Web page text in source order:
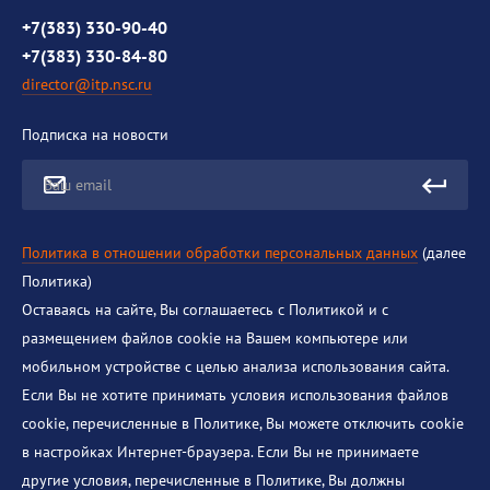
Противодействие коррупции
+7(383) 330-90-40
+7(383) 330-84-80
director@itp.nsc.ru
Подписка на новости
Ваш email
Политика в отношении обработки персональных данных (далее
Политика)
Оставаясь на сайте, Вы соглашаетесь с Политикой и с
размещением файлов cookie на Вашем компьютере или
мобильном устройстве с целью анализа использования сайта.
Если Вы не хотите принимать условия использования файлов
cookie, перечисленные в Политике, Вы можете отключить cookie
в настройках Интернет-браузера. Если Вы не принимаете
другие условия, перечисленные в Политике, Вы должны